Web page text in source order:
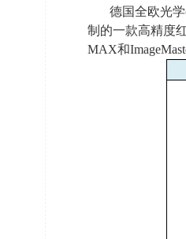
德国全欧光学
制的一款高精度
MAX和